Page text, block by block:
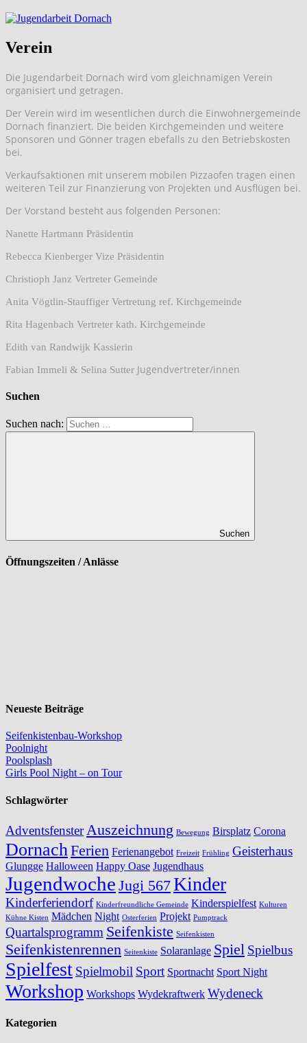
Verein
Die Jugendarbeit Dornach wird vom gleichnamigen Verein
organisiert und getragen.
Der Verein wird im wesentlichen durch die Einwohnergemeinde
Dornach finanziert. Die beiden Kirchgemeinden und weitere
Sponsoren und Gönner tragen ebefalls zu den Betriebskosten
bei.
Verkaufsaktionen mit unserem mobilen Pizzaofen tragen einen
weiteren Teil zur Finanzierung von Projekten und Ausflügen bei.
Der Vorstand besteht aus folgenden Personen:
Nanette Hartmann Präsidentin
Rebecca Kienberger Vize Präsidentin
Christioph Janz Vertreter Gemeinde
Anita Vögtlin-Stauffiger Vertretung ref. Kirchgemeinde
Rita Hagenbach Vertreter kath. Kirchgemeinde
Edith van Randwijk Kassierin
Fabian Immeli & Selina Sutter Jugendvertreter/innen
Suchen
Suchen nach:
Suchen
Öffnungszeiten / Anlässe
Neueste Beiträge
Seifenkistenbau-Workshop
Poolnight
Poolsplash
Girls Pool Night – on Tour
Schlagwörter
Adventsfenster Auszeichnung Bewegung Birsplatz Corona
Dornach Ferien Ferienangebot Freizeit Frühling Geisterhaus
Glungge Halloween Happy Oase Jugendhaus
Jugendwoche Jugi 567Kinder
Kinderferiendorf Kinderfreundliche Gemeinde Kinderspielfest Kulturen
Kühne Kisten Mädchen Night Osterferien Projekt Pumptrack
Quartalsprogramm Seifenkiste Seifenkisten
Seifenkistenrennen Seitenkiste Solaranlage Spiel Spielbus
Spielfest Spielmobil Sport Sportnacht Sport Night
Workshop Workshops Wydekraftwerk Wydeneck
Kategorien